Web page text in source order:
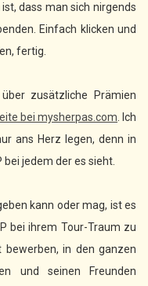
dass man sich nirgends
Einfach klicken und
fertig.
zusätzliche Prämien
bei mysherpas.com . Ich
ans Herz legen, denn in
jedem der es sieht.
kann oder mag, ist es
bei ihrem Tour-Traum zu
bewerben, in den ganzen
und seinen Freunden